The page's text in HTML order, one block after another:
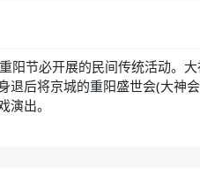
阳节必开展的民间传统活动。
退后将京城的重阳盛世会(大神
演出。